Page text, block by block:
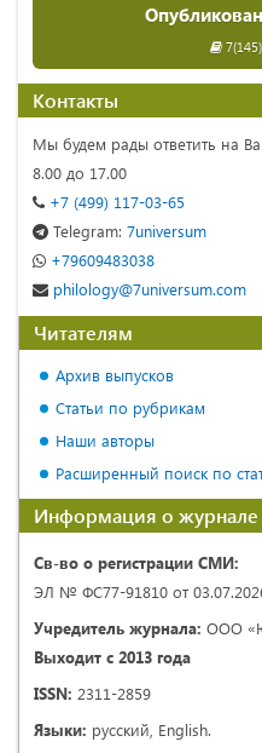
Контакты
Мы будем рады ответить на
8.00 до 17.00
+7 (499) 117-03-65
Telegram: 7universum
+79609483038
philology@7universum.com
Читателям
Архив выпусков
Статьи по рубрикам
Наши авторы
Расширенный поиск по
Информация о журнале
Св-во о регистрации СМИ:
ЭЛ № ФС77-91810 от
Учредитель журнала: ООО
Выходит с 2013 года
ISSN: 2311-2859
Языки: русский, English.